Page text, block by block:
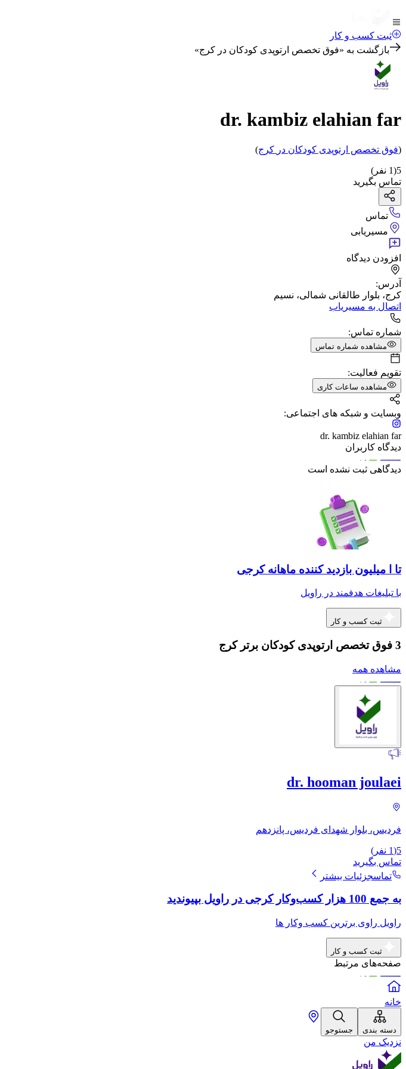
ثبت کسب و کار
بازگشت به «فوق تخصص ارتوپدی کودکان در کرج»
dr. kambiz elahian far
(فوق تخصص ارتوپدی کودکان در کرج)
5
(
1 نفر)
تماس بگیرید
تماس
مسیریابی
افزودن دیدگاه
آدرس:
کرج، بلوار طالقانی شمالی، نسیم
اتصال به مسیریاب
شماره تماس:
مشاهده شماره تماس
تقویم فعالیت:
مشاهده ساعات کاری
وبسایت و شبکه های اجتماعی:
dr. kambiz elahian far
دیدگاه کاربران
دیدگاهی ثبت نشده است
تا ا میلیون بازدید کننده ماهانه کرجی
با تبلیغات هدفمند در راویل
ثبت کسب و کار
3 فوق تخصص ارتوپدی کودکان برتر کرج
مشاهده همه
dr. hooman joulaei
فردیس، بلوار شهدای فردیس، پانزدهم
5
(
1 نفر)
تماس بگیرید
تماسجزئیات بیشتر
به جمع 100 هزار کسب‌وکار کرجی در راویل بپیوندید
راویل راوی برترین کسب وکار ها
ثبت کسب و کار
صفحه‌های مرتبط
خانه
دسته بندی جستوجو
نزدیک من